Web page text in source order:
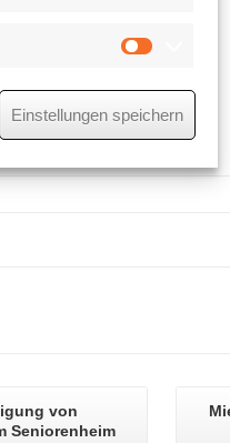
Einstellungen speichern
von
Seniorenheim